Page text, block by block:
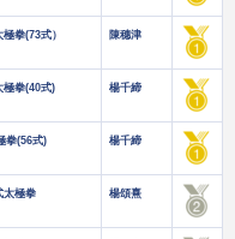
拳(73式） 陳穗津
極拳(40式) 楊千締
拳(56式) 楊千締
太極拳 楊頌熹